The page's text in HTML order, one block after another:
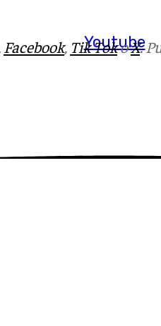
Youtube
Facebook, Tik TokoX.